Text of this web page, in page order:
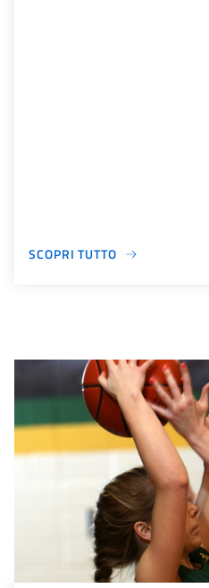
SCOPRI TUTTO